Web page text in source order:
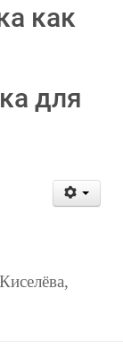
как
для